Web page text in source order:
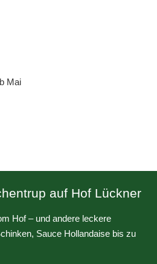
Mai
auf Hof Lückner
Hof – und andere leckere
Sauce Hollandaise bis zu